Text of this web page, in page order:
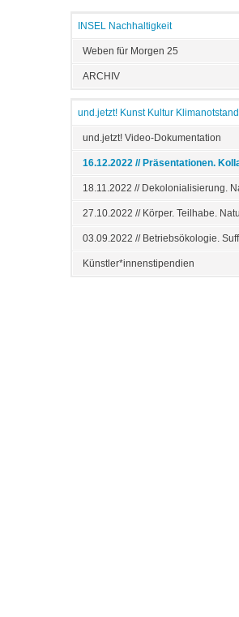
INSEL Nachhaltigkeit
Weben für Morgen 25
ARCHIV
und.jetzt! Kunst Kultur Klimanotstand
und.jetzt! Video-Dokumentation
16.12.2022 // Präsentationen.
18.11.2022 // Dekolonialisierung.
27.10.2022 // Körper. Teilhabe.
03.09.2022 // Betriebsökologie.
Künstler*innenstipendien